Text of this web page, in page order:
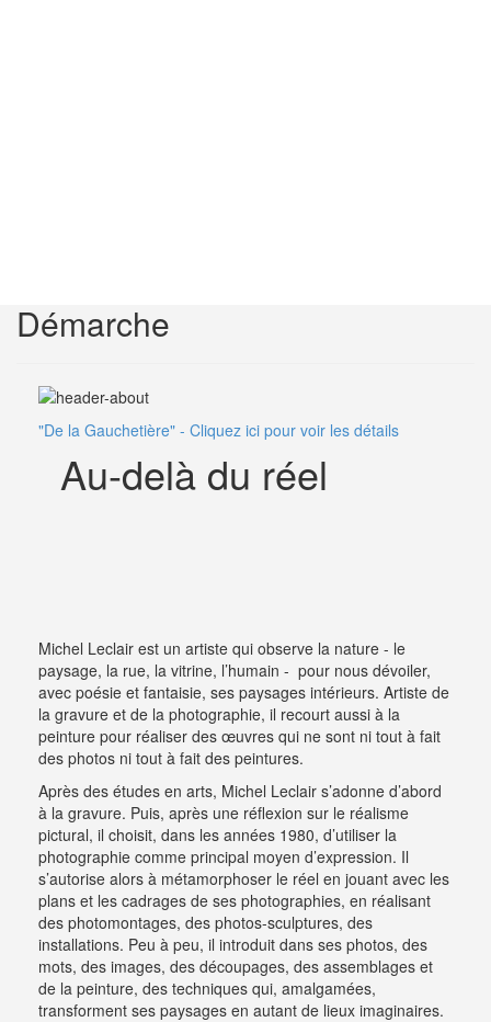
Démarche
"De la Gauchetière" - Cliquez ici pour voir les détails
Au-delà du réel
Michel Leclair est un artiste qui observe la nature - le
paysage, la rue, la vitrine, l’humain - pour nous dévoiler,
avec poésie et fantaisie, ses paysages intérieurs. Artiste de
la gravure et de la photographie, il recourt aussi à la
peinture pour réaliser des œuvres qui ne sont ni tout à fait
des photos ni tout à fait des peintures.
Après des études en arts, Michel Leclair s’adonne d’abord
à la gravure. Puis, après une réflexion sur le réalisme
pictural, il choisit, dans les années 1980, d’utiliser la
photographie comme principal moyen d’expression. Il
s’autorise alors à métamorphoser le réel en jouant avec les
plans et les cadrages de ses photographies, en réalisant
des photomontages, des photos-sculptures, des
installations. Peu à peu, il introduit dans ses photos, des
mots, des images, des découpages, des assemblages et
de la peinture, des techniques qui, amalgamées,
transforment ses paysages en autant de lieux imaginaires.